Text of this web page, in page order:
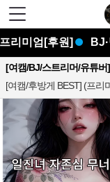
프리미엄[후원]
[여캠/BJ/스트리머/유튜버]
[여캠/후방게 BEST] (프리